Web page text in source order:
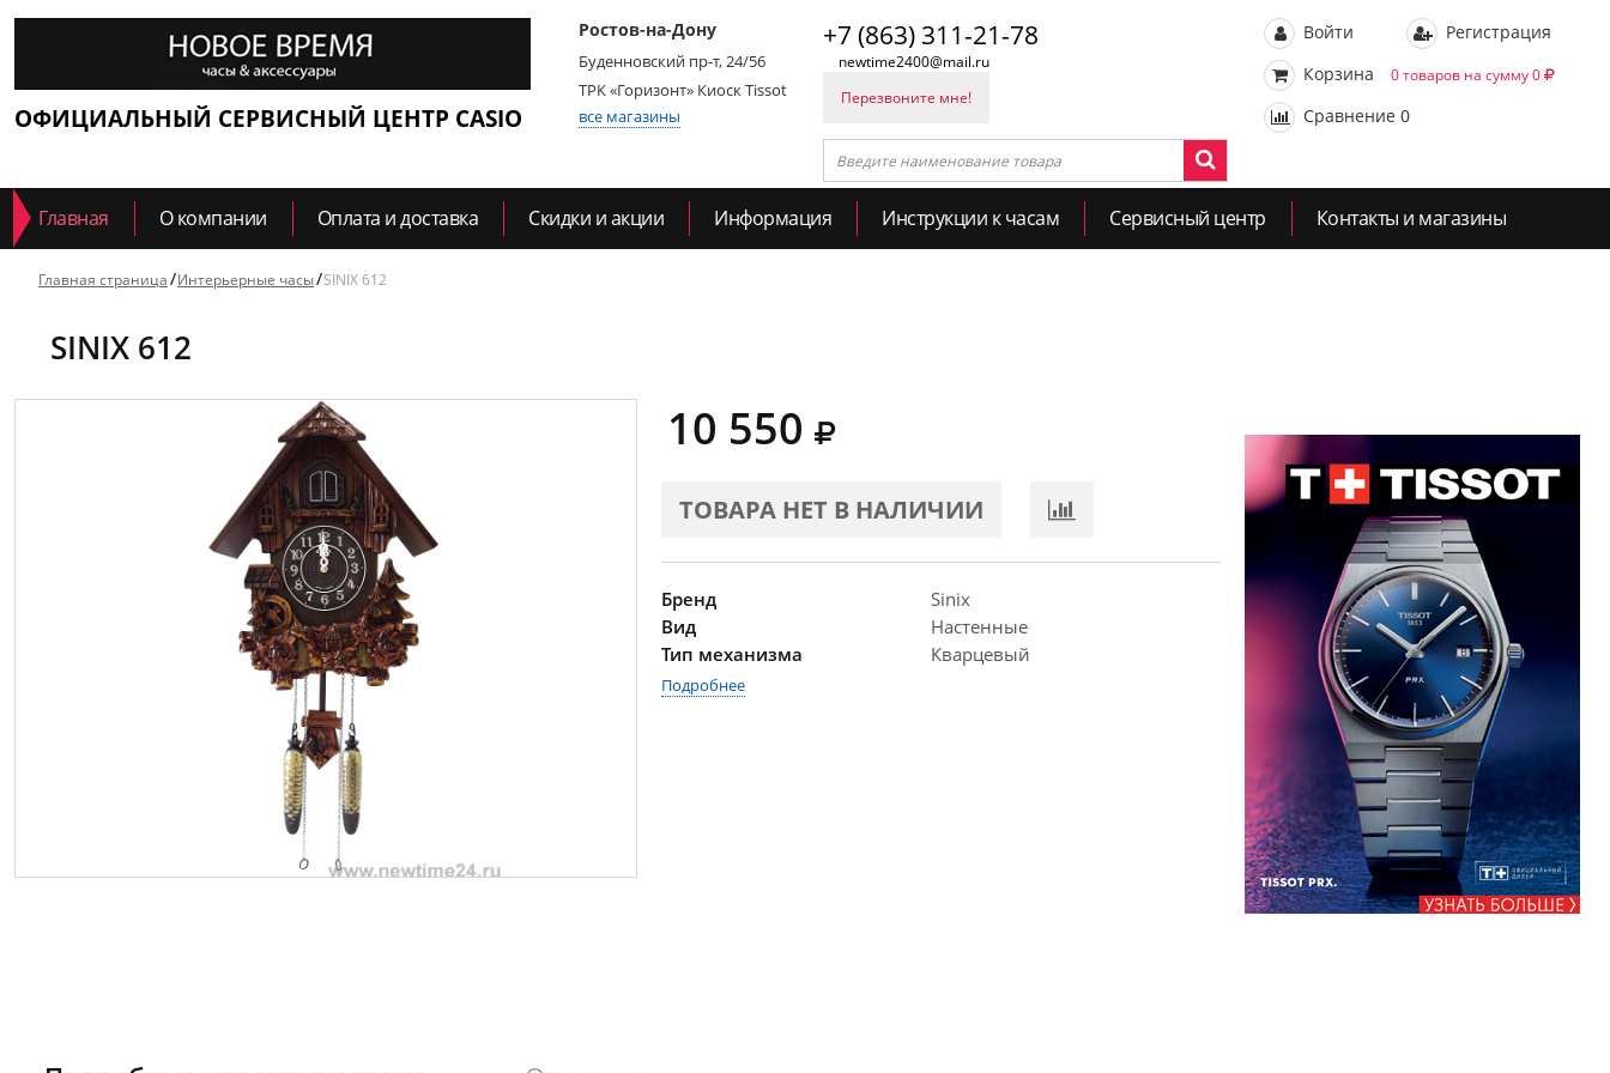
ОФИЦИАЛЬНЫЙ СЕРВИСНЫЙ ЦЕНТР CASIO
Ростов-на-Дону
Буденновский пр-т, 24/56
ТРК «Горизонт» Киоск Tissot
все магазины
+7 (863) 311-21-78
newtime2400@mail.ru
Перезвоните мне!
Войти
Регистрация
Корзина
0 товаров на сумму 0
Сравнение 0
Главная О компании Оплата и доставка Скидки и акции Информация Инструкции к часам Сервисный центр Контакты и магазины
Главная страница Интерьерные часы SINIX 612
SINIX 612
10 550
ТОВАРА НЕТ В НАЛИЧИИ
Бренд
Sinix
Вид
Настенные
Тип механизма
Кварцевый
Подробнее